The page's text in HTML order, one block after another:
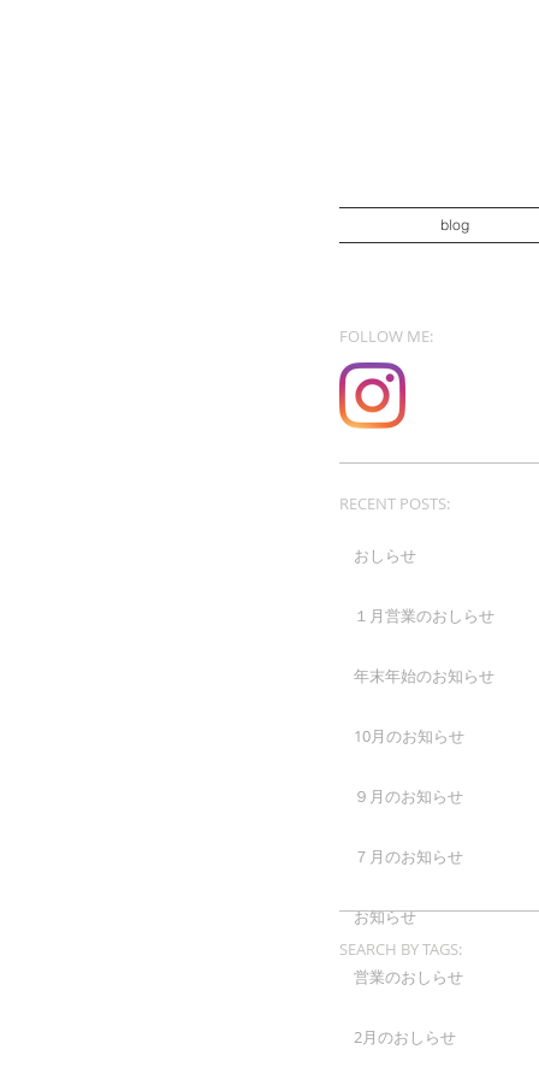
blog
SEARCH BY TAGS:
おしらせ
１月営業のおしらせ
年末年始のお知らせ
10月のお知らせ
９月のお知らせ
７月のお知らせ
お知らせ
営業のおしらせ
2月のおしらせ
RECENT POSTS:
FOLLOW ME: